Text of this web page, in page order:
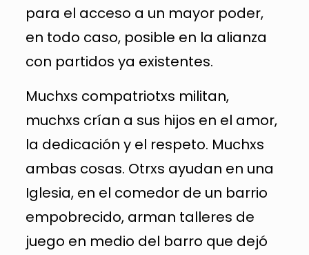
para el acceso a un mayor poder,
en todo caso, posible en la alianza
con partidos ya existentes.
Muchxs compatriotxs militan,
muchxs crían a sus hijos en el amor,
la dedicación y el respeto. Muchxs
ambas cosas. Otrxs ayudan en una
Iglesia, en el comedor de un barrio
empobrecido, arman talleres de
juego en medio del barro que dejó